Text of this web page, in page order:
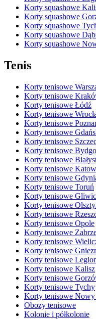
Korty squashowe
Korty squashowe
Korty squashowe
Korty squashowe
Korty squashowe
Tenis
Korty tenisowe
Korty tenisowe
Korty tenisowe Łódź
Korty tenisowe
Korty tenisowe
Korty tenisowe
Korty tenisowe
Korty tenisowe
Korty tenisowe
Korty tenisowe
Korty tenisowe
Korty tenisowe Toruń
Korty tenisowe
Korty tenisowe
Korty tenisowe
Korty tenisowe Opole
Korty tenisowe
Korty tenisowe
Korty tenisowe
Korty tenisowe
Korty tenisowe Kalisz
Korty tenisowe
Korty tenisowe Tychy
Korty tenisowe Nowy
Obozy tenisowe
Kolonie i półkolonie